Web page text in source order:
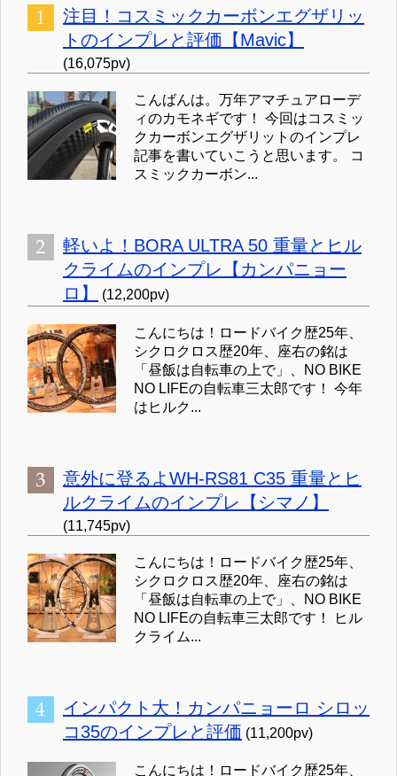
注目！コスミックカーボンエグザリッ
トのインプレと評価【Mavic】
(16,075pv)
こんばんは。万年アマチュアローデ
ィのカモネギです！ 今回はコスミッ
クカーボンエグザリットのインプレ
記事を書いていこうと思います。 コ
スミックカーボン...
軽いよ！BORA ULTRA 50 重量とヒル
クライムのインプレ【カンパニョー
ロ】
(12,200pv)
こんにちは！ロードバイク歴25年、
シクロクロス歴20年、座右の銘は
「昼飯は自転車の上で」、NO BIKE
NO LIFEの自転車三太郎です！ 今年
はヒルク...
意外に登るよWH-RS81 C35 重量とヒ
ルクライムのインプレ【シマノ】
(11,745pv)
こんにちは！ロードバイク歴25年、
シクロクロス歴20年、座右の銘は
「昼飯は自転車の上で」、NO BIKE
NO LIFEの自転車三太郎です！ ヒル
クライム...
インパクト大！カンパニョーロ シロッ
コ35のインプレと評価 (11,200pv)
こんにちは！ロードバイク歴25年、